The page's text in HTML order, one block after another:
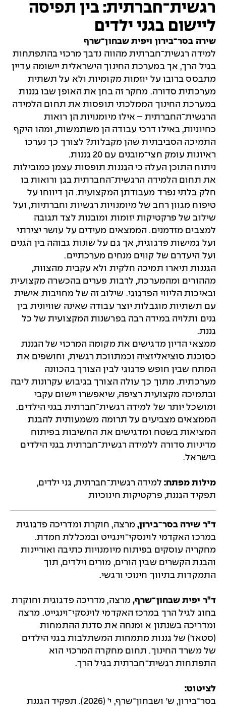
רגשית־חברתית: בין תפיסה
ליישום בגני ילדים
שירה בסר־בירון ויפית שבחון־שרף
למידה רגשית־חברתית מהווה נדבך מרכזי בהתפתחות
בגיל הרך, אך במערכת החינוך הישראלית יישומה עדיין
מתבסס ברובו על יוזמות מקומיות ולא על תשתית
מערכתית סדורה. מחקר זה בחן את האופן שבו גננות
במערכת החינוך הממלכתי תופסות את תחום הלמידה
הרגשית־החברתית – אילו מיומנויות הן רואות
כחיוניות, באילו דרכי עבודה הן משתמשות, ומהו היקף
התמיכה הסביבתית שהן מקבלות? לצורך כך נערכו
ראיונות עומק חצי־מובנים עם 20 גננות.
ניתוח התוכן העלה כי הגננות תופסות עצמן כמובילות
את תחום הלמידה הרגשית־החברתית בגן ורואות בו
חלק בלתי נפרד מעבודתן המקצועית. הן דיווחו על
טיפוח מגוון רחב של מיומנויות רגשיות וחברתיות, ועל
שילוב של פרקטיקות יזומות ומובנות לצד תגובה
למצבים מזדמנים. הממצאים מעידים על עושר יצירתי
ועל גמישות פדגוגית, אך גם על שונות גבוהה בין הגנים
ועל היעדרם של קווים מנחים מערכתיים.
הגננות תיארו תמיכה חלקית ולא עקבית מהצוות,
מההורים ומהמערכת, לרבות פערים בהכשרה מקצועית
ובאיכות הליווי הפדגוגי. שילוב זה של מחויבות אישית
עם תשתיות מוגבלות יוצר עבודה שאינה שוויונית בין
גנים ותלויה במידה רבה בפרשנות המקצועית של כל
גננת.
ממצאי הדיון מדגישים את מקומה המרכזי של הגננת
כסוכנת סוציאליזציה וכמתווכת רגשית, וחושפים את
המתח שבין חופש פדגוגי לבין הצורך בהכוונה
מערכתית. מתוך כך עולה הצורך בגיבוש עקרונות ליבה
ובתמיכה מקצועית רציפה, שיאפשרו יישום עקבי
ומושכל יותר של למידה רגשית־חברתית בגני הילדים.
הממצאים מצביעים על תרומה משמעותית להבנת
המציאות בשטח ומדגישים את החשיבות בפיתוח
מדיניות סדורה ללמידה רגשית־חברתית בגני הילדים
בישראל.
מילות מפתח: למידה רגשית־חברתית, גני ילדים,
תפקיד הגננת, פרקטיקות חינוכיות
ד"ר שירה בסר־בירון,מרצה, חוקרת ומדריכה פדגוגית
במרכז האקדמי לוינסקי־וינגייט ובמכללת חמדת.
מחקריה עוסקים בפיתוח מיומנויות כתיבה ואוריינות
והבנת הקשרים שבין הורים, מורים וילדים, תוך
התמקדות בתיווך חינוכי ורגשי.
ד"ר יפית שבחון־שרף,מרצה, מדריכה פדגוגית וחוקרת
בחוג לגיל הרך במרכז האקדמי לוינסקי־וינגייט. מרצה
ומדריכה בשנתון א ומנחה את סדנת ההתמחות
(סטאז') של גננות מתמחות המשתלבות בגני הילדים
של משרד החינוך. תחום מחקרה המרכזי הוא
התפתחות רגשית־חברתית בגיל הרך.
לציטוט:
בסר־בירון, ש' ושבחון־שרף, י' (2026). תפקיד הגננת